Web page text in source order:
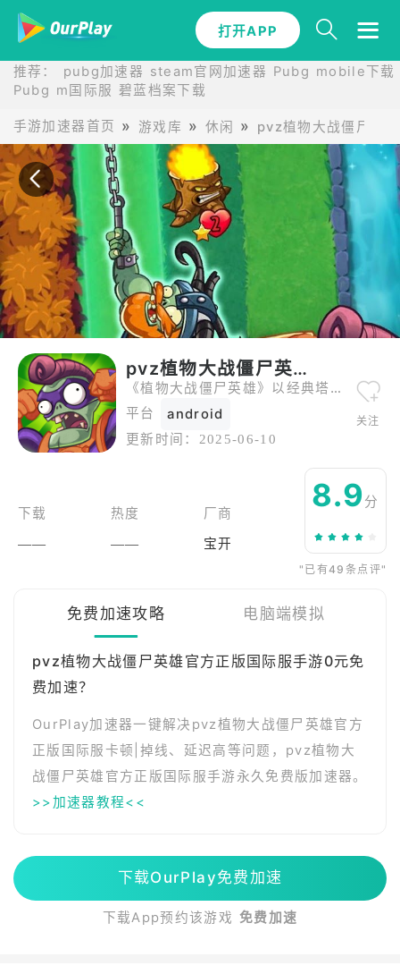
打开APP
推荐： pubg加速器 steam官网加速器 Pubg mobile下载
Pubg m国际服 碧蓝档案下载
手游加速器首页 游戏库 休闲 pvz植物大战僵尸英
打开APP
pvz植物大战僵尸英雄官方正版
《植物大战僵尸英雄》以经典塔防玩法为根基，创新引入卡牌收集与策略组合系统。玩家可解锁20个独特植物与僵尸英雄，如精准狙击的绿影侠、智慧入侵的超尸等，每个角色拥有专属技能，助你定义战场策略。游戏通过融合三棵植物获取高阶英雄，搭配40张卡组形成无懈可击的战术体系。无论是新手还是老玩家，都能在多变的战斗场景中体验策略深度，感受“智者的战场”魅力。
平台
android
更新时间： 2025-06-10
关注
下载
——
热度
——
厂商
宝开
8.9分
"已有49条点评"
免费加速攻略 电脑端模拟
pvz植物大战僵尸英雄官方正版国际服手游0元免
费加速？
OurPlay加速器一键解决pvz植物大战僵尸英雄官方
正版国际服卡顿|掉线、延迟高等问题，pvz植物大
战僵尸英雄官方正版国际服手游永久免费版加速器。
>>加速器教程<<
下载OurPlay免费加速
下载App预约该游戏 免费加速